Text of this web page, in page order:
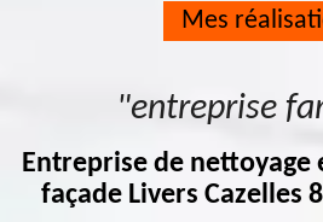
Mes
"entreprise
Entreprise de nettoyage
façade Livers Cazelles